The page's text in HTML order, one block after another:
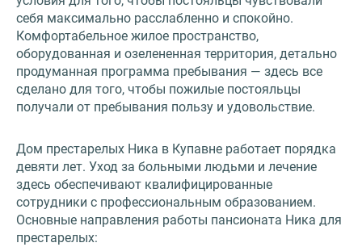
себя максимально расслабленно и спокойно.
Комфортабельное жилое пространство,
оборудованная и озелененная территория, детально
продуманная программа пребывания — здесь все
сделано для того, чтобы пожилые постояльцы
получали от пребывания пользу и удовольствие.
Дом престарелых Ника в Купавне работает порядка
девяти лет. Уход за больными людьми и лечение
здесь обеспечивают квалифицированные
сотрудники с профессиональным образованием.
Основные направления работы пансионата Ника для
престарелых: